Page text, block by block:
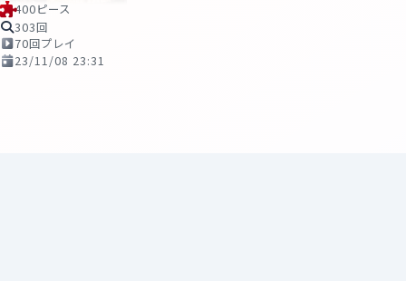
400ピース
303回
70回プレイ
23/11/08 23:31